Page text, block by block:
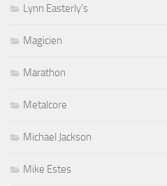
Lynn Easterly's
Magicien
Marathon
Metalcore
Michael Jackson
Mike Estes